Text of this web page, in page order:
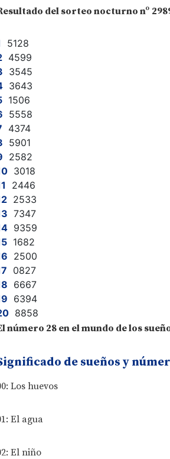
del sorteo nocturno nº
5128
4599
3545
3643
1506
5558
4374
5901
2582
3018
2446
2533
7347
9359
1682
2500
0827
6667
6394
8858
número 28 en el mundo de los
de sueños y
Los huevos
El agua
El niño